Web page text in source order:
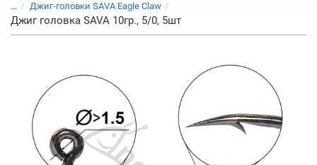
... Джиг-головки SAVA Eagle Claw
Джиг головка SAVA 10гр., 5/0, 5шт